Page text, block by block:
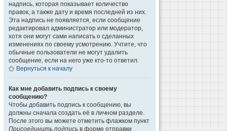
надпись, которая показывает количество
правок, а также дату и время последней из них.
Эта надпись не появляется, если сообщение
редактировал администратор или модератор,
хотя они могут сами написать о сделанных
изменениях по своему усмотрению. Учтите, что
обычные пользователи не могут удалить
сообщение, если на него уже кто-то ответил.
Вернуться к началу
Как мне добавить подпись к своему
сообщению?
Чтобы добавить подпись к сообщению, вы
должны сначала создать её в личном разделе.
После этого вы можете отметить флажком пункт
Присоединить подпись в форме отправки